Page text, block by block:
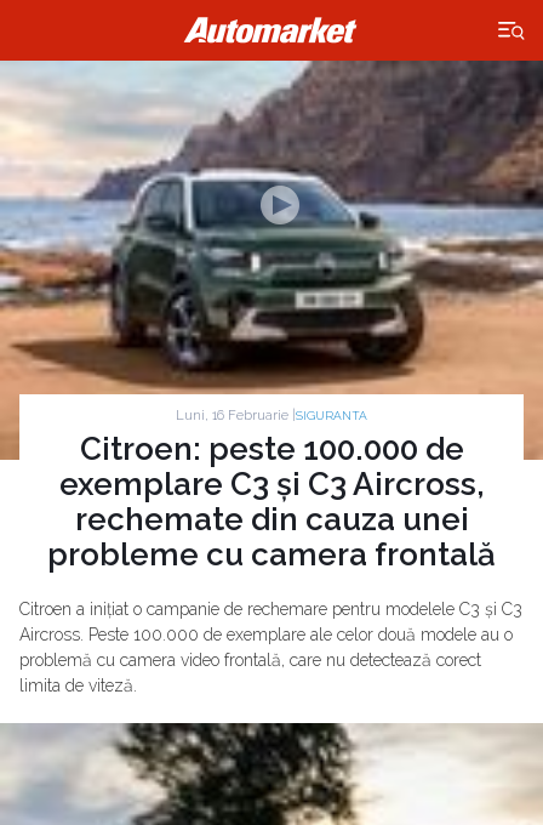
×
Luni, 16 Februarie | SIGURANTA
Citroen: peste 100.000 de
exemplare C3 și C3 Aircross,
rechemate din cauza unei
probleme cu camera frontală
Citroen a inițiat o campanie de rechemare pentru modelele C3 și C3
Aircross. Peste 100.000 de exemplare ale celor două modele au o
problemă cu camera video frontală, care nu detectează corect
limita de viteză.